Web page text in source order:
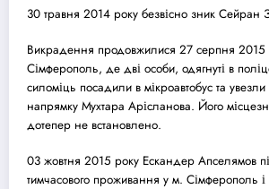
30 травня 2014 року безвісно зник Сейран
Викрадення продовжилися 27 серпня 2015
Сімферополь, де дві особи, одягнуті в
силоміць посадили в мікроавтобус та
напрямку Мухтара Арісланова. Його
дотепер не встановлено.
03 жовтня 2015 року Ескандер Апселямов
тимчасового проживання у м. Сімферополь